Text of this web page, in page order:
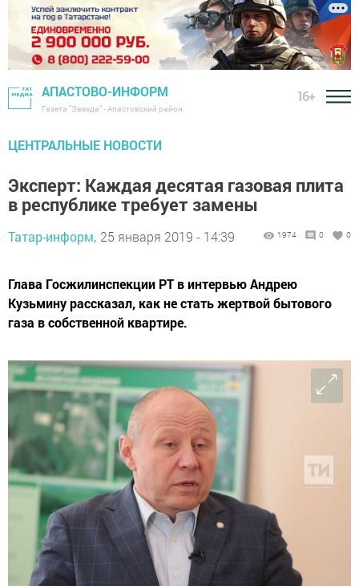
АПАСТОВО-ИНФОРМ
Газета "Звезда" - Апастовский район
16+
ЦЕНТРАЛЬНЫЕ НОВОСТИ
Эксперт: Каждая десятая газовая плита
в республике требует замены
Татар-информ, 25 января 2019 - 14:39 1974 0 0
Глава Госжилинспекции РТ в интервью Андрею
Кузьмину рассказал, как не стать жертвой бытового
газа в собственной квартире.